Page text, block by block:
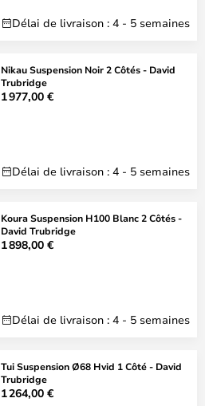
Délai de livraison : 4 - 5 semaines
Nikau Suspension Noir 2 Côtés - David
Trubridge
1 977,00 €
Délai de livraison : 4 - 5 semaines
Koura Suspension H100 Blanc 2 Côtés -
David Trubridge
1 898,00 €
Délai de livraison : 4 - 5 semaines
Tui Suspension Ø68 Hvid 1 Côté - David
Trubridge
1 264,00 €